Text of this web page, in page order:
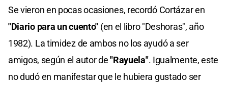
Se vieron en pocas ocasiones, recordó Cortázar en
"Diario para un cuento" (en el libro "Deshoras", año
1982). La timidez de ambos no los ayudó a ser
amigos, según el autor de"Rayuela". Igualmente, este
no dudó en manifestar que le hubiera gustado ser